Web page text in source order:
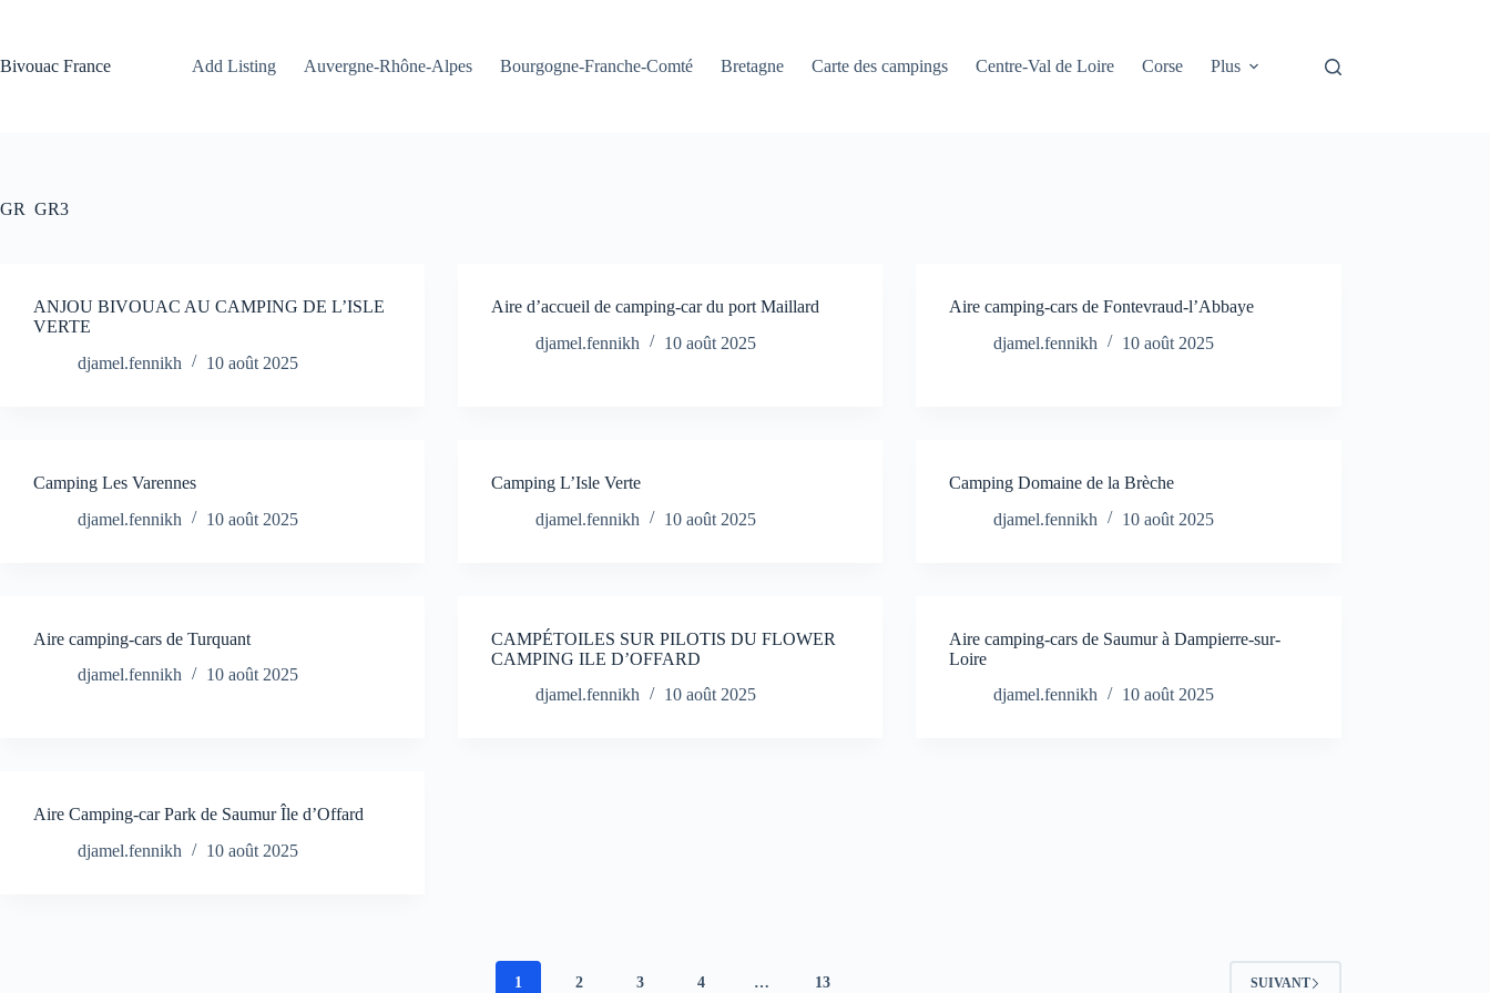
Bivouac France
Add Listing Auvergne-Rhône-Alpes Bourgogne-Franche-Comté Bretagne Carte des campings Centre-Val de Loire Corse Plus
GR GR3
ANJOU BIVOUAC AU CAMPING DE L’ISLE
VERTE
djamel.fennikh
10 août 2025
Aire d’accueil de camping-car du port Maillard
djamel.fennikh
10 août 2025
Aire camping-cars de Fontevraud-l’Abbaye
djamel.fennikh
10 août 2025
Camping Les Varennes
djamel.fennikh
10 août 2025
Camping L’Isle Verte
djamel.fennikh
10 août 2025
Camping Domaine de la Brèche
djamel.fennikh
10 août 2025
Aire camping-cars de Turquant
djamel.fennikh
10 août 2025
CAMPÉTOILES SUR PILOTIS DU FLOWER
CAMPING ILE D’OFFARD
djamel.fennikh
10 août 2025
Aire camping-cars de Saumur à Dampierre-sur-
Loire
djamel.fennikh
10 août 2025
Aire Camping-car Park de Saumur Île d’Offard
djamel.fennikh
10 août 2025
1 2 3 4 … 13 SUIVANT